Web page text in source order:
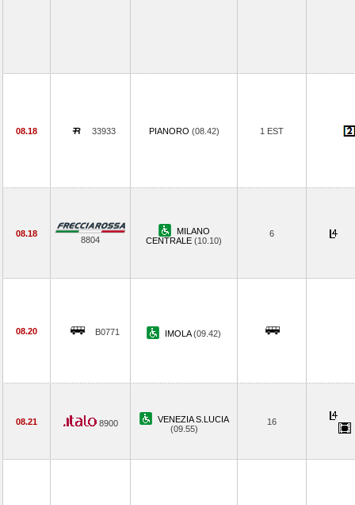
08.18 33933 PIANORO (08.42) 1 EST
08.18
8804
MILANO
CENTRALE (10.10)
6
08.20 B0771 IMOLA(09.42)
08.21 8900
VENEZIA S.LUCIA
(09.55)
16